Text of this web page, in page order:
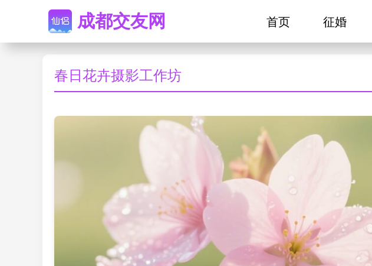
成都交友网 首页 征婚
春日花卉摄影工作坊